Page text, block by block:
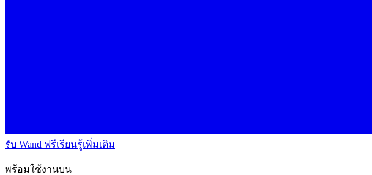
รับ Wand ฟรีเรียนรู้เพิ่มเติม
พร้อมใช้งานบน